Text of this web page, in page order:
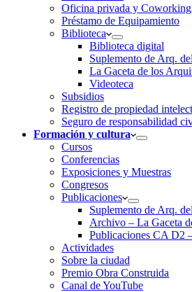
Oficina privada y Coworking
Préstamo de Equipamiento
Biblioteca
Biblioteca digital
Suplemento de Arq.
La Gaceta de los
Videoteca
Subsidios
Registro de propiedad
Seguro de responsabilidad
Formación y cultura
Cursos
Conferencias
Exposiciones y Muestras
Congresos
Publicaciones
Suplemento de Arq.
Archivo – La Gaceta
Publicaciones CA D2
Actividades
Sobre la ciudad
Premio Obra Construida
Canal de YouTube